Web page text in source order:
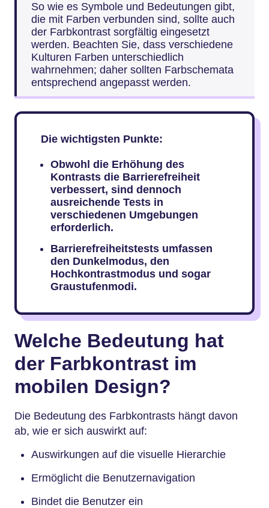
So wie es Symbole und Bedeutungen gibt,
die mit Farben verbunden sind, sollte auch
der Farbkontrast sorgfältig eingesetzt
werden. Beachten Sie, dass verschiedene
Kulturen Farben unterschiedlich
wahrnehmen; daher sollten Farbschemata
entsprechend angepasst werden.
Die wichtigsten Punkte:
Obwohl die Erhöhung des
Kontrasts die Barrierefreiheit
verbessert, sind dennoch
ausreichende Tests in
verschiedenen Umgebungen
erforderlich.
Barrierefreiheitstests umfassen
den Dunkelmodus, den
Hochkontrastmodus und sogar
Graustufenmodi.
Welche Bedeutung hat
der Farbkontrast im
mobilen Design?
Die Bedeutung des Farbkontrasts hängt davon
ab, wie er sich auswirkt auf:
Auswirkungen auf die visuelle Hierarchie
Ermöglicht die Benutzernavigation
Bindet die Benutzer ein